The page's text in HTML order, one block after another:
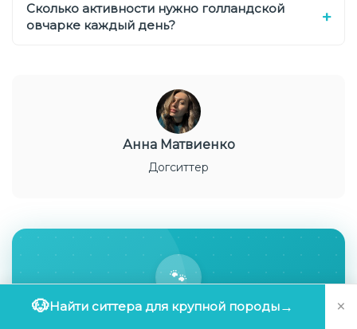
Сколько активности нужно голландской
овчарке каждый день?
Анна Матвиенко
Догситтер
🐾
🐶Найти ситтера для крупной породы→ ×